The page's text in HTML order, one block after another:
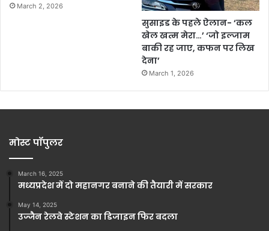
March 2, 2026
सुसाइड के पहले ऐलान- ‘कल
खेल खत्म मेरा…’ ‘जो इल्जाम
बाकी रह जाए, कफन पर लिख
देना’
March 1, 2026
मोस्ट पॉपुलर
March 16, 2025
मध्यप्रदेश में दो महानगर बनाने की तैयारी में सरकार
May 14, 2025
उज्जैन रेलवे स्टेशन का डिजाइन फिर बदला